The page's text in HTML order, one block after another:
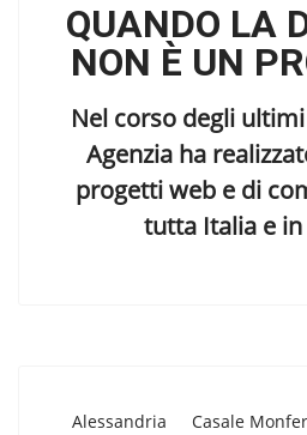
QUANDO LA
NON È UN
Nel corso degli
Agenzia ha
progetti web e di
tutta Italia e in
Alessandria Casale